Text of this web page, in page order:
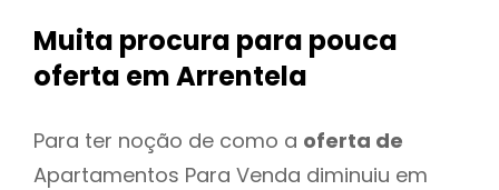
Muita procura para pouca
oferta em Arrentela
Para ter noção de como a oferta de
Apartamentos Para Venda diminuiu em